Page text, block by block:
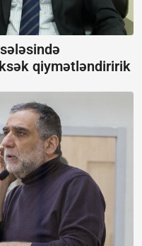
qiymətləndiririk